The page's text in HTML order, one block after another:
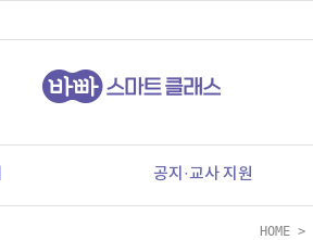
공지·교사 지원
HOME >